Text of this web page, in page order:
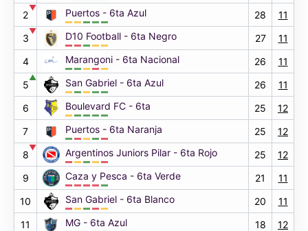
2
▼ Puertos - 6ta Azul 28
11
3
▼ D10 Football - 6ta Negro 27
11
4
Marangoni - 6ta Nacional 26
11
5
▲ San Gabriel - 6ta Azul 26
11
6
Boulevard FC - 6ta 25
12
7
Puertos - 6ta Naranja 25
12
8
▼ Argentinos Juniors Pilar - 6ta Rojo 25
12
9
Caza y Pesca - 6ta Verde 21
11
10
San Gabriel - 6ta Blanco 20
11
11
MG - 6ta Azul 18
12